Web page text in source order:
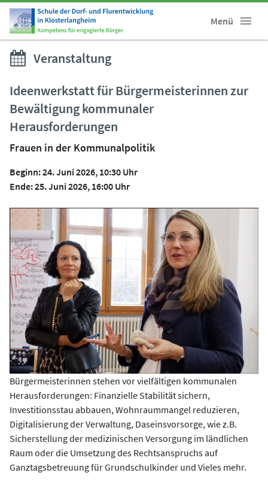
Menü
Veranstaltung
Ideenwerkstatt für Bürgermeisterinnen zur
Bewältigung kommunaler
Herausforderungen
Frauen in der Kommunalpolitik
Beginn: 24. Juni 2026, 10:30 Uhr
Ende: 25. Juni 2026, 16:00 Uhr
Bürgermeisterinnen stehen vor vielfältigen kommunalen
Herausforderungen: Finanzielle Stabilität sichern,
Investitionsstau abbauen, Wohnraummangel reduzieren,
Digitalisierung der Verwaltung, Daseinsvorsorge, wie z.B.
Sicherstellung der medizinischen Versorgung im ländlichen
Raum oder die Umsetzung des Rechtsanspruchs auf
Ganztagsbetreuung für Grundschulkinder und Vieles mehr.